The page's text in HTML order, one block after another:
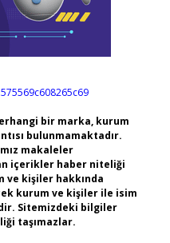
bir marka, kurum
bulunmamaktadır.
makaleler
içerikler haber niteliği
ve kişiler hakkında
kurum ve kişiler ile isim
Sitemizdeki bilgiler
taşımazlar.